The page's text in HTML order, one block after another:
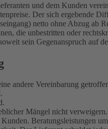
und dem Kunden
Der sich ergebende
netto ohne Abzug ab
die unbestritten oder
sein Gegenanspruch auf
andere Vereinbarung
Mängel nicht verweigern.
Beratungsleistungen